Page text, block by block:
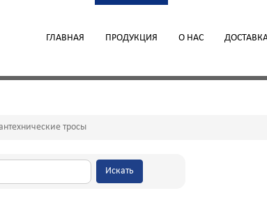
ГЛАВНАЯ ПРОДУКЦИЯ О НАС
тросы
Искать